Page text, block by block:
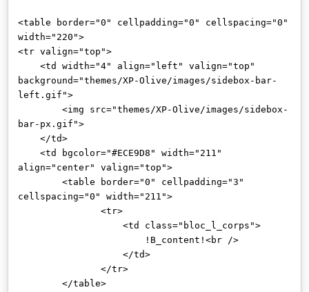
<table border="0" cellpadding="0" cellspacing="0"
width="220">
<tr valign="top">
<td width="4" align="left" valign="top"
background="themes/XP-Olive/images/sidebox-bar-
left.gif">
<img src="themes/XP-Olive/images/sidebox-
bar-px.gif">
</td>
<td bgcolor="#ECE9D8" width="211"
align="center" valign="top">
<table border="0" cellpadding="3"
cellspacing="0" width="211">
<tr>
<td class="bloc_l_corps">
!B_content!<br />
</td>
</tr>
</table>